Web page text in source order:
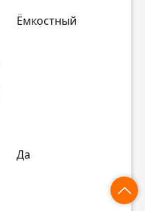
Ёмкостный
Да